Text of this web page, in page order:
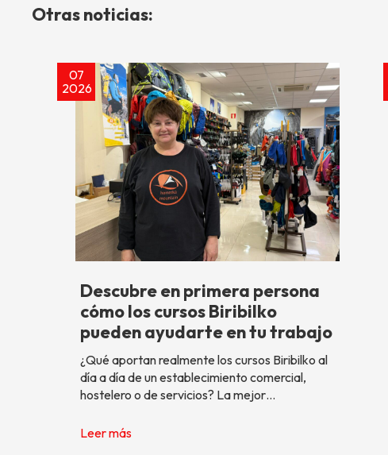
Otras noticias:
07
2026
Descubre en primera persona
cómo los cursos Biribilko
pueden ayudarte en tu trabajo
¿Qué aportan realmente los cursos Biribilko al
día a día de un establecimiento comercial,
hostelero o de servicios? La mejor…
Leer más